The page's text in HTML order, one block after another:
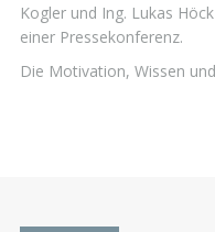
Kogler und Ing. Lukas
einer Pressekonferenz.
Die Motivation, Wissen